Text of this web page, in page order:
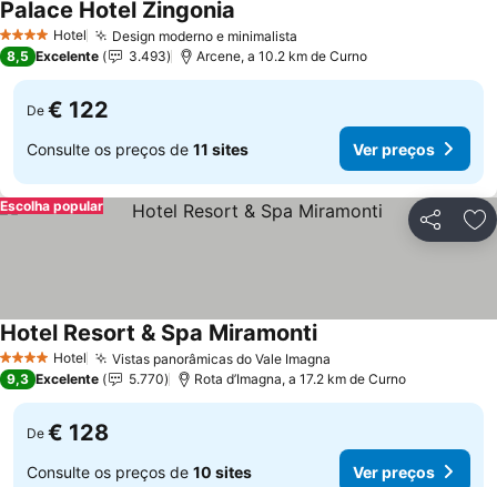
4 EstrelasHotel Design moderno e minimalista
Palace Hotel Zingonia
8,5 Excelente 3.493 Arcene, a 10.2 km de Curno
De € 122
Consulte os preços de 11 sites Ver preços
Partilhar
Escolha popular
4 EstrelasHotel Vistas panorâmicas do Vale Imagna
Hotel Resort & Spa Miramonti
9,3 Excelente 5.770 Rota d’Imagna, a 17.2 km de Curno
De € 128
Consulte os preços de 10 sites Ver preços